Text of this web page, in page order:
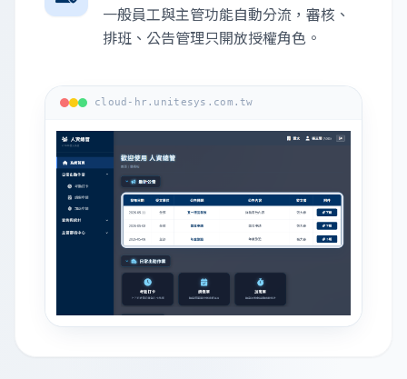
一般員工與主管功能自動分流，審核、
排班、公告管理只開放授權角色。
cloud-hr.unitesys.com.tw